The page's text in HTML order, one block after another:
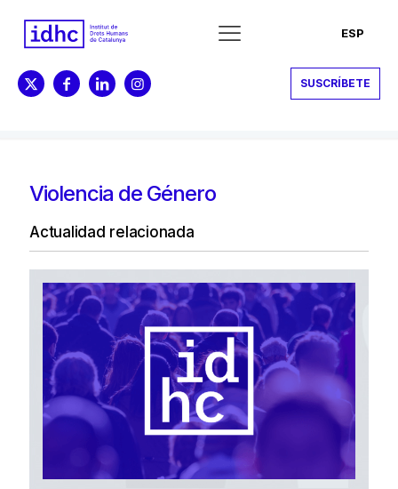
ESP
SUSCRÍBETE
Violencia de Género
Actualidad relacionada